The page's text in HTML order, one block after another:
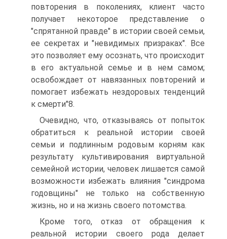
повторения в поколениях, клиент часто
получает некоторое представление о
"спрятанной правде" в истории своей семьи,
ее секретах и "невидимых призраках". Все
это позволяет ему осознать, что происходит
в его актуальной семье и в нем самом;
освобождает от навязанных повторений и
помогает избежать нездоровых тенденций
к смерти"8.
Очевидно, что, отказываясь от попыток
обратиться к реальной истории своей
семьи и подлинным родовым корням как
результату культивирования виртуальной
семейной истории, человек лишается самой
возможности избежать влияния "синдрома
годовщины" не только на собственную
жизнь, но и на жизнь своего потомства.
Кроме того, отказ от обращения к
реальной истории своего рода делает